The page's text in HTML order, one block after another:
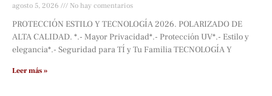
agosto 5, 2026 No hay comentarios
PROTECCIÓN ESTILO Y TECNOLOGÍA 2026. POLARIZADO DE
ALTA CALIDAD. *.- Mayor Privacidad*.- Protección UV*.- Estilo y
elegancia*.- Seguridad para TÍ y Tu Familia TECNOLOGÍA Y
Leer más »